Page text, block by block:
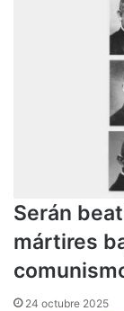
Serán
mártires
24 octubre 2025